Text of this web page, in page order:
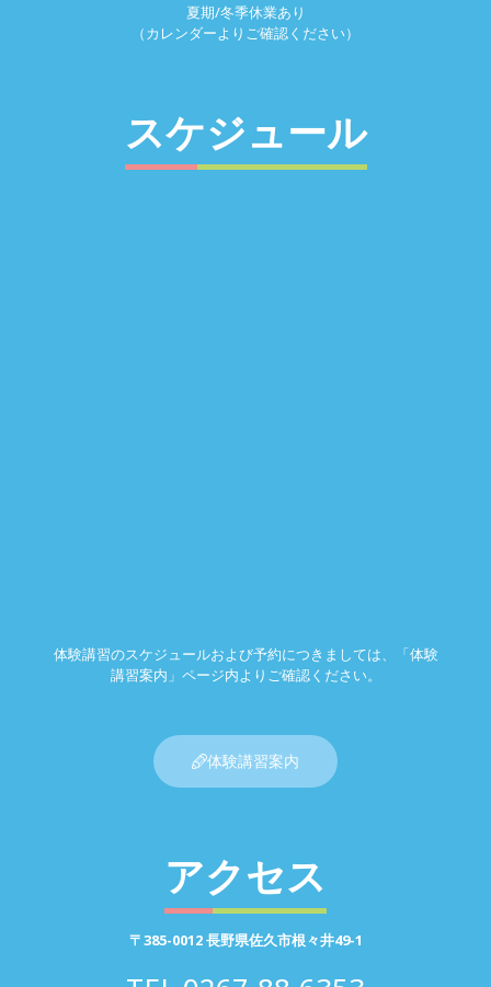
夏期/冬季休業あり
（カレンダーよりご確認ください）
スケジュール
体験講習のスケジュールおよび予約につきましては、「体験
講習案内」ページ内よりご確認ください。
体験講習案内
アクセス
〒385-0012 長野県佐久市根々井49-1